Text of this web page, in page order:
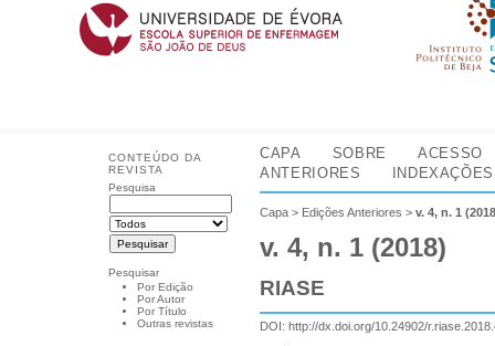
CONTEÚDO DA
REVISTA
Pesquisa
Pesquisar
Por Edição
Por Autor
Por Título
Outras revistas
CAPA SOBRE
ACESSO
ANTERIORES
INDEXAÇÕES
Capa > Edições Anteriores >v. 4, n. 1
v. 4, n. 1 (2018)
RIASE
DOI:http://dx.doi.org/10.24902/